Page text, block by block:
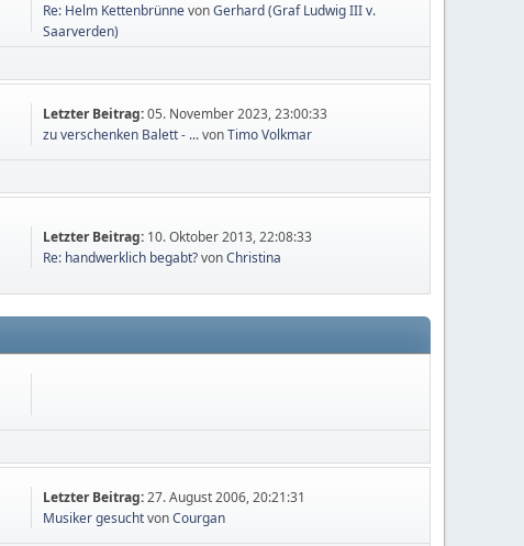
Re: Helm KettenbrünnevonGerhard (Graf Ludwig III v.
Saarverden)
Letzter Beitrag:05. November 2023, 23:00:33
zu verschenken Balett - ...vonTimo Volkmar
Letzter Beitrag: 10. Oktober 2013, 22:08:33
Re: handwerklich begabt?vonChristina
Letzter Beitrag:27. August 2006, 20:21:31
Musiker gesuchtvonCourgan